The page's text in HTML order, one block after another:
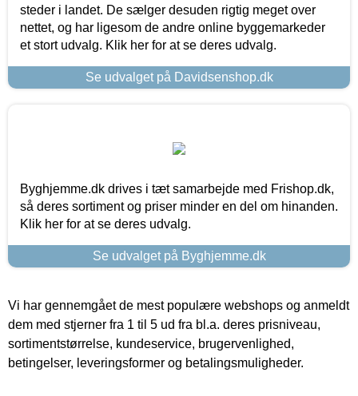
steder i landet. De sælger desuden rigtig meget over
nettet, og har ligesom de andre online byggemarkeder
et stort udvalg. Klik her for at se deres udvalg.
Se udvalget på Davidsenshop.dk
Byghjemme.dk drives i tæt samarbejde med Frishop.dk,
så deres sortiment og priser minder en del om hinanden.
Klik her for at se deres udvalg.
Se udvalget på Byghjemme.dk
Vi har gennemgået de mest populære webshops og anmeldt
dem med stjerner fra 1 til 5 ud fra bl.a. deres prisniveau,
sortimentstørrelse, kundeservice, brugervenlighed,
betingelser, leveringsformer og betalingsmuligheder.